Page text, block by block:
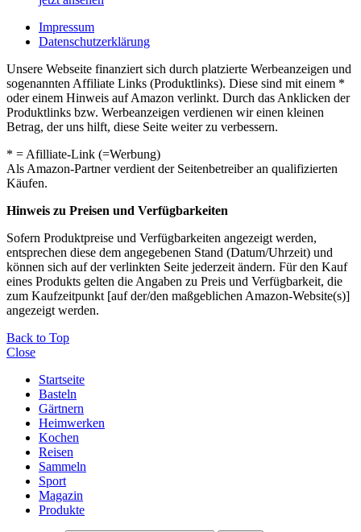
Impressum
Datenschutzerklärung
Unsere Webseite finanziert sich durch platzierte Werbeanzeigen und
sogenannten Affiliate Links (Produktlinks). Diese sind mit einem *
oder einem Hinweis auf Amazon verlinkt. Durch das Anklicken der
Produktlinks bzw. Werbeanzeigen verdienen wir einen kleinen
Betrag, der uns hilft, diese Seite weiter zu verbessern.
* = Afilliate-Link (=Werbung)
Als Amazon-Partner verdient der Seitenbetreiber an qualifizierten
Käufen.
Hinweis zu Preisen und Verfügbarkeiten
Sofern Produktpreise und Verfügbarkeiten angezeigt werden,
entsprechen diese dem angegebenen Stand (Datum/Uhrzeit) und
können sich auf der verlinkten Seite jederzeit ändern. Für den Kauf
eines Produkts gelten die Angaben zu Preis und Verfügbarkeit, die
zum Kaufzeitpunkt [auf der/den maßgeblichen Amazon-Website(s)]
angezeigt werden.
Back to Top
Close
Startseite
Basteln
Gärtnern
Heimwerken
Kochen
Reisen
Sammeln
Sport
Magazin
Produkte